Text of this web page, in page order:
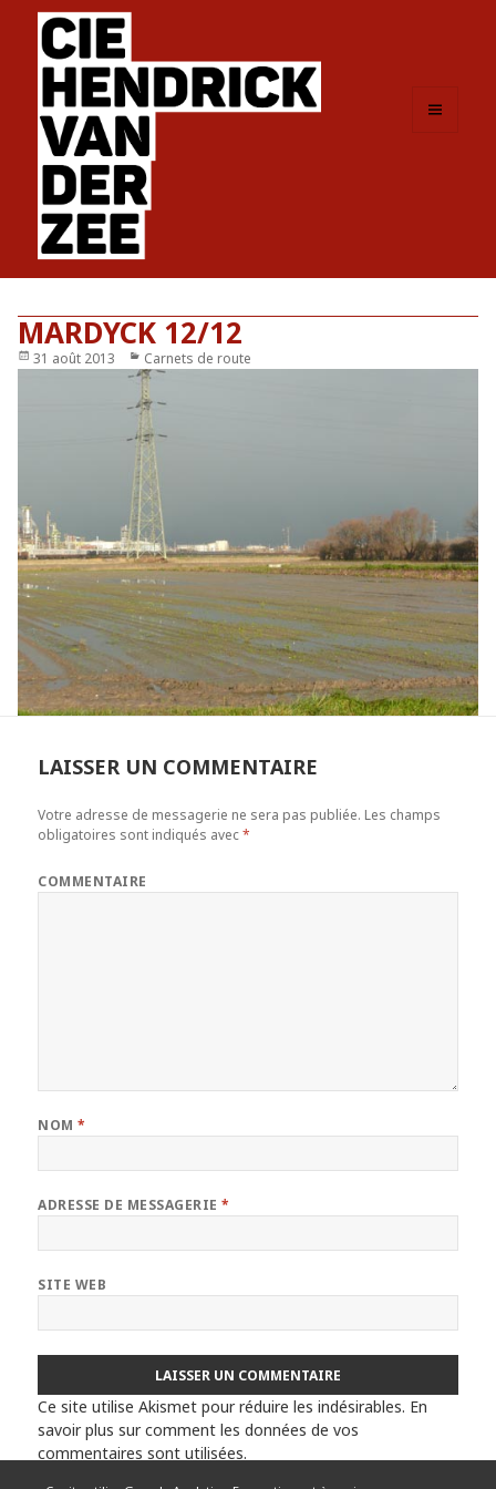
MARDYCK 12/12
Publié
31 août 2013 Catégories
Carnets de route
LAISSER UN COMMENTAIRE
Votre adresse de messagerie ne sera pas publiée. Les champs
obligatoires sont indiqués avec*
COMMENTAIRE
NOM*
ADRESSE DE MESSAGERIE*
SITE WEB
Ce site utilise Akismet pour réduire les indésirables. En
savoir plus sur comment les données de vos
commentaires sont utilisées.